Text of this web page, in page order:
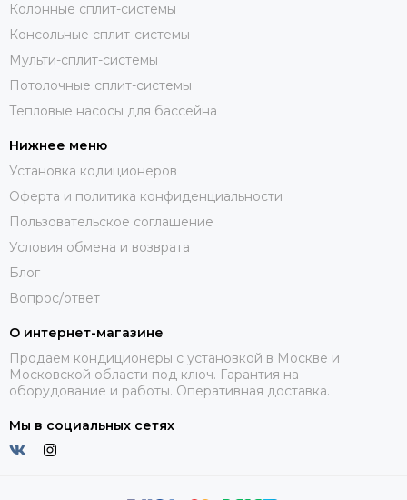
Колонные сплит-системы
Консольные сплит-системы
Мульти-сплит-системы
Потолочные сплит-системы
Тепловые насосы для бассейна
Нижнее меню
Установка кодиционеров
Оферта и политика конфиденциальности
Пользовательское соглашение
Условия обмена и возврата
Блог
Вопрос/ответ
О интернет-магазине
Продаем кондиционеры с установкой в Москве и
Московской области под ключ. Гарантия на
оборудование и работы. Оперативная доставка.
Мы в социальных сетях